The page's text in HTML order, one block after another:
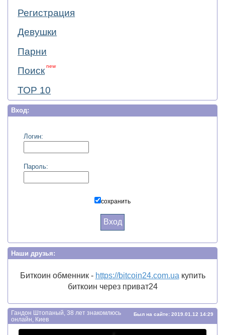
Регистрация
Девушки
Парни
Поиск new
ТОР 10
Вход:
Логин:
Пароль:
сохранить
Вход
Наши друзья:
Биткоин обменник - https://bitcoin24.com.ua купить
биткоин через приват24
Был на сайте: 2019.01.12 14:29
Гандон Штопаный, 38 лет знакомлюсь
онлайн, Киев